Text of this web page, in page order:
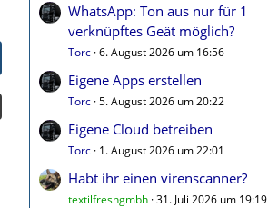
WhatsApp: Ton aus nur für 1
verknüpftes Geät möglich?
Torc 6. August 2026 um 16:56
Eigene Apps erstellen
Torc 5. August 2026 um 20:22
Eigene Cloud betreiben
Torc 1. August 2026 um 22:01
Habt ihr einen virenscanner?
textilfreshgmbh 31. Juli 2026 um 19:19